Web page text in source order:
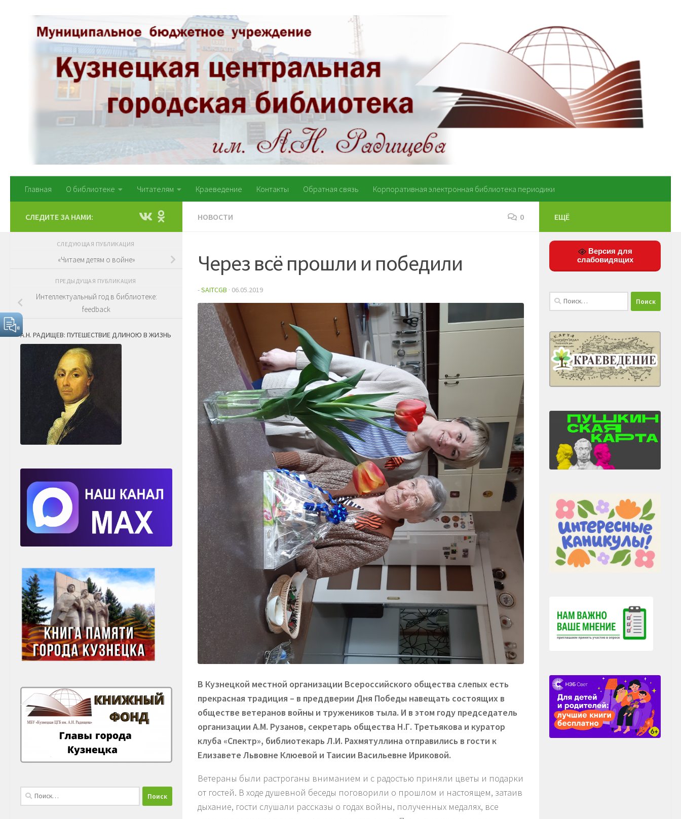
Перейти к содержимому
Главная О библиотеке Читателям Краеведение Контакты Обратная связь Корпоративная электронная библиотека периодики
НОВОСТИ 0
Через всё прошли и победили
-SAITCGB · 06.05.2019
В Кузнецкой местной организации Всероссийского общества слепых есть
прекрасная традиция – в преддверии Дня Победы навещать состоящих в
обществе ветеранов войны и тружеников тыла. И в этом году председатель
организации А.М. Рузанов, секретарь общества Н.Г. Третьякова и куратор
клуба «Спектр», библиотекарь Л.И. Рахмятуллина отправились в гости к
Елизавете Львовне Клюевой и Таисии Васильевне Ириковой.
Ветераны были растроганы вниманием и с радостью приняли цветы и подарки
от гостей. В ходе душевной беседы поговорили о прошлом и настоящем, затаив
дыхание, гости слушали рассказы о годах войны, полученных медалях, все
СЛЕДИТЕ ЗА НАМИ:
СЛЕДУЮЩАЯ ПУБЛИКАЦИЯ
«Читаем детям о войне»
ПРЕДЫДУЩАЯ ПУБЛИКАЦИЯ
Интеллектуальный год в библиотеке:
feedback
А.Н. РАДИЩЕВ: ПУТЕШЕСТВИЕ ДЛИНОЮ В ЖИЗНЬ
Найти:
ЕЩЁ
Версия для
слабовидящих
Найти: